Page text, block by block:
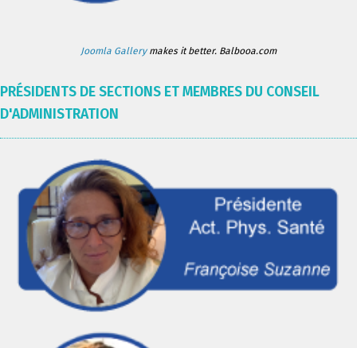
Joomla Gallerymakes it better. Balbooa.com
PRÉSIDENTS DE SECTIONS ET MEMBRES DU CONSEIL
D'ADMINISTRATION